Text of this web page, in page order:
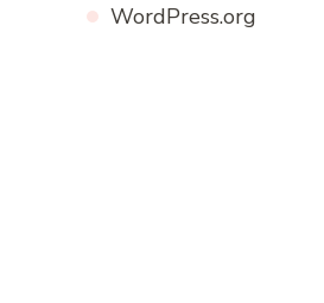
WordPress.org